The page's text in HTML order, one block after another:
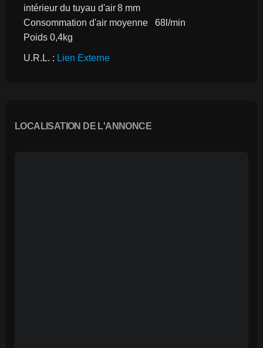
intérieur du tuyau d'air	8 mm
Consommation d'air moyenne	68l/min
Poids 0,4kg
U.R.L. : Lien Externe
LOCALISATION DE L'ANNONCE